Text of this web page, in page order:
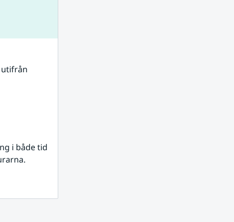
utifrån
i både tid